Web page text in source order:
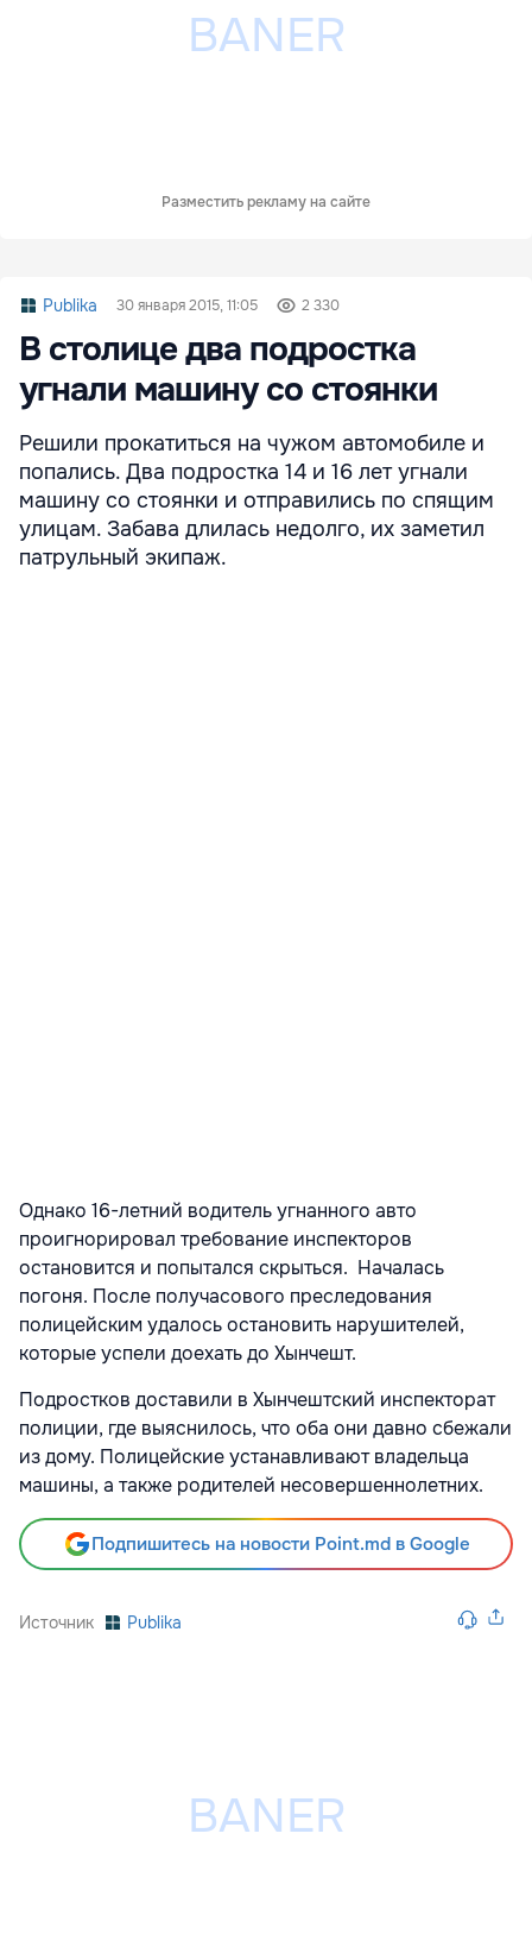
Разместить рекламу на сайте
Publika 30 января 2015, 11:05 2 330
В столице два подростка
угнали машину со стоянки
Решили прокатиться на чужом автомобиле и
попались. Два подростка 14 и 16 лет угнали
машину со стоянки и отправились по спящим
улицам. Забава длилась недолго, их заметил
патрульный экипаж.
Однако 16-летний водитель угнанного авто
проигнорировал требование инспекторов
остановится и попытался скрыться. Началась
погоня. После получасового преследования
полицейским удалось остановить нарушителей,
которые успели доехать до Хынчешт.
Подростков доставили в Хынчештский инспекторат
полиции, где выяснилось, что оба они давно сбежали
из дому. Полицейские устанавливают владельца
машины, а также родителей несовершеннолетних.
Подпишитесь на новости Point.md в Google
Источник Publika